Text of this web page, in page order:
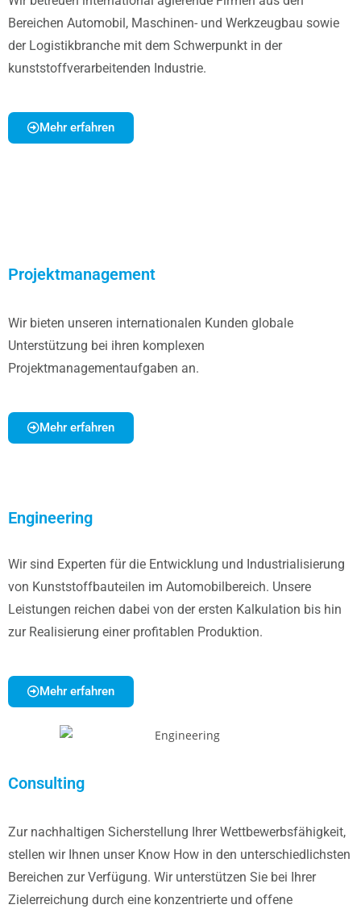
Bereichen Automobil, Maschinen- und Werkzeugbau sowie
der Logistikbranche mit dem Schwerpunkt in der
kunststoffverarbeitenden Industrie.
Mehr erfahren
Projektmanagement
Wir bieten unseren internationalen Kunden globale
Unterstützung bei ihren komplexen
Projektmanagementaufgaben an.
Mehr erfahren
Engineering
Wir sind Experten für die Entwicklung und Industrialisierung
von Kunststoffbauteilen im Automobilbereich. Unsere
Leistungen reichen dabei von der ersten Kalkulation bis hin
zur Realisierung einer profitablen Produktion.
Mehr erfahren
Consulting
Zur nachhaltigen Sicherstellung Ihrer Wettbewerbsfähigkeit,
stellen wir Ihnen unser Know How in den unterschiedlichsten
Bereichen zur Verfügung. Wir unterstützen Sie bei Ihrer
Zielerreichung durch eine konzentrierte und offene